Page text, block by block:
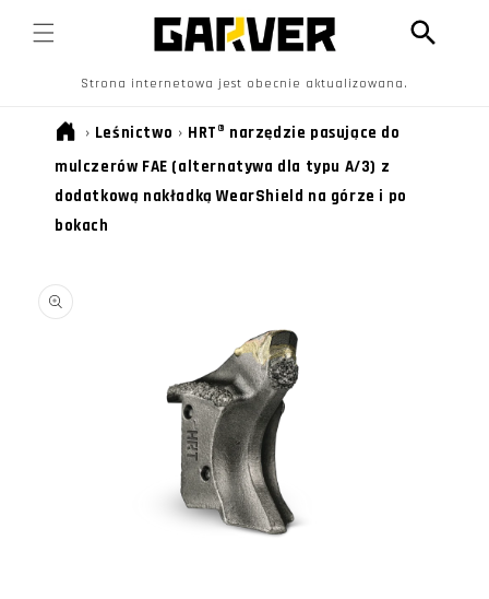
DO
TREŚCI
Strona internetowa jest obecnie aktualizowana.
› Leśnictwo › HRT® narzędzie pasujące do
mulczerów FAE (alternatywa dla typu A/3) z
dodatkową nakładką WearShield na górze i po
bokach
INFORMACJI